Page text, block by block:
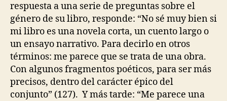
respuesta a una serie de preguntas sobre el
género de su libro, responde: “No sé muy bien si
mi libro es una novela corta, un cuento largo o
un ensayo narrativo. Para decirlo en otros
términos: me parece que se trata de una obra.
Con algunos fragmentos poéticos, para ser más
precisos, dentro del carácter épico del
conjunto” (127). Y más tarde: “Me parece una